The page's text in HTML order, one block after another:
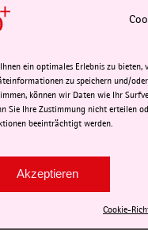
ein optimales Erlebnis zu bieten,
zu speichern und/
können wir Daten wie Ihr
Sie Ihre Zustimmung nicht erteilen
beeinträchtigt werden.
Akzeptieren
Cookie-
wenn sich zwischen
haben.
eine beitragsfreie
Zeitraum keine
werden.
Monate erarbeitet
des Folgejahres
weiterhin mit der
ausgewiesen